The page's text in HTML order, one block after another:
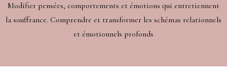
Modifier pensées, comportements et émotions qui entretiennent
la souffrance. Comprendre et transformer les schémas relationnels
et émotionnels profonds